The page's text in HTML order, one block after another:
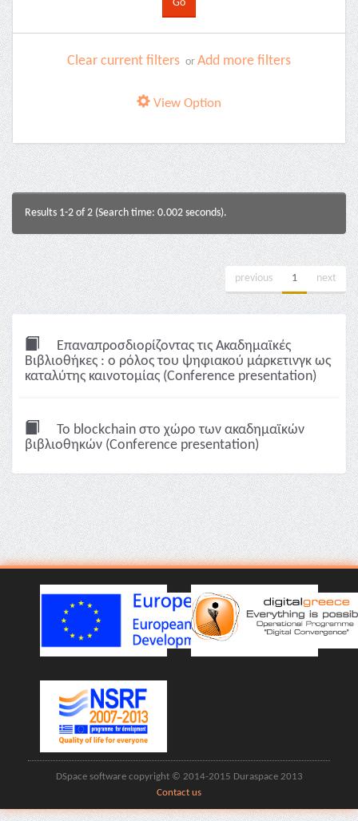
Clear current filters or Add more filters
View Option
Results 1-2 of 2 (Search time: 0.002 seconds).
previous 1 next
Επαναπροσδιορίζοντας τις Ακαδημαϊκές
Βιβλιοθήκες : ο ρόλος του ψηφιακού μάρκετινγκ ως
καταλύτης καινοτομίας (Conference presentation)
To blockchain στο χώρο των ακαδημαϊκών
βιβλιοθηκών (Conference presentation)
DSpace software copyright © 2014-2015 Duraspace 2013
Contact us